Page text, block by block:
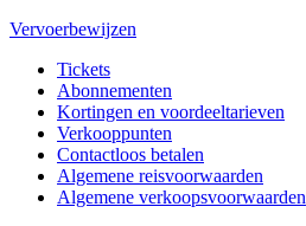
Vervoerbewijzen
Tickets
Abonnementen
Kortingen en voordeeltarieven
Verkooppunten
Contactloos betalen
Algemene reisvoorwaarden
Algemene verkoopsvoorwaarden